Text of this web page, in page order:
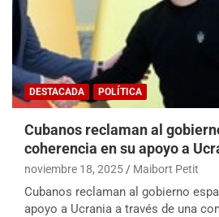
DESTACADA POLÍTICA
Cubanos reclaman al
coherencia en su apoyo a
noviembre 18, 2025 Maibort Petit
Cubanos reclaman al gobierno
apoyo a Ucrania a través de una